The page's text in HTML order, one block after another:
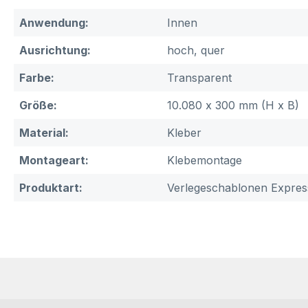
Anwendung:
Innen
Ausrichtung:
hoch, quer
Farbe:
Transparent
Größe:
10.080 x 300 mm (H x B)
Material:
Kleber
Montageart:
Klebemontage
Produktart:
Verlegeschablonen